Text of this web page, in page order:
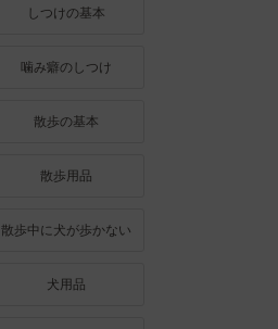
しつけの基本
噛み癖のしつけ
散歩の基本
散歩用品
散歩中に犬が歩かない
犬用品